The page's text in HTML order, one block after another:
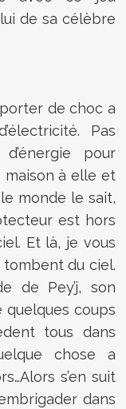
de sa célèbre
de choc a
Pas
pour
à elle et
monde le sait,
est hors
Et là, je vous
tombent du ciel.
de Pey’j, son
quelques coups
tous dans
chose a
s’en suit
dans